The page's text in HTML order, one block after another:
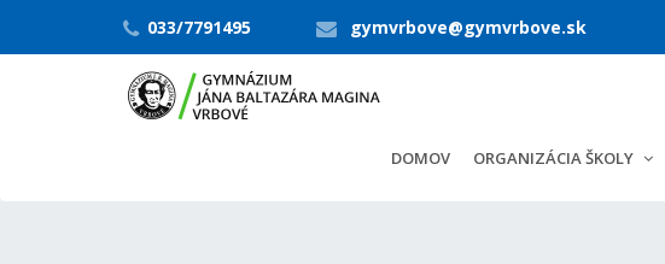
033/7791495 gymvrbove@gymvrbove.sk
DOMOV ORGANIZÁCIA ŠKOLY